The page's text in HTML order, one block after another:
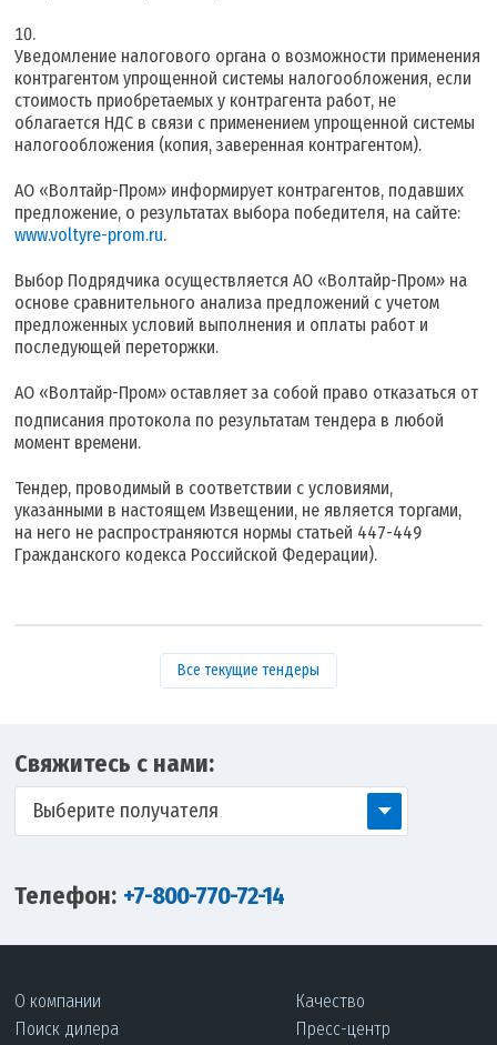
Уведомление налогового органа о возможности применения
контрагентом упрощенной системы налогообложения, если
стоимость приобретаемых у контрагента работ, не
облагается НДС в связи с применением упрощенной системы
налогообложения (копия, заверенная контрагентом).
АО «Волтайр-Пром» информирует контрагентов, подавших
предложение, о результатах выбора победителя, на сайте:
www.voltyre-prom.ru.
Выбор Подрядчика осуществляется АО «Волтайр-Пром» на
основе сравнительного анализа предложений с учетом
предложенных условий выполнения и оплаты работ и
последующей переторжки.
АО «Волтайр-Пром» оставляет за собой право отказаться от
подписания протокола по результатам тендера в любой
момент времени.
Тендер, проводимый в соответствии с условиями,
указанными в настоящем Извещении, не является торгами,
на него не распространяются нормы статьей 447-449
Гражданского кодекса Российской Федерации).
Все текущие тендеры
Свяжитесь с нами:
Выберите получателя
Телефон: +7-800-770-72-14
О компании
Поиск дилера
Качество
Пресс-центр